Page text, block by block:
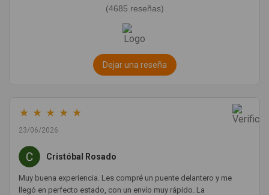
(4685 reseñas)
Dejar una reseña
★ ★ ★ ★ ★
23/06/2026
Cristóbal Rosado
Muy buena experiencia. Les compré un puente delantero y me
llegó en perfecto estado, con un envío muy rápido. La